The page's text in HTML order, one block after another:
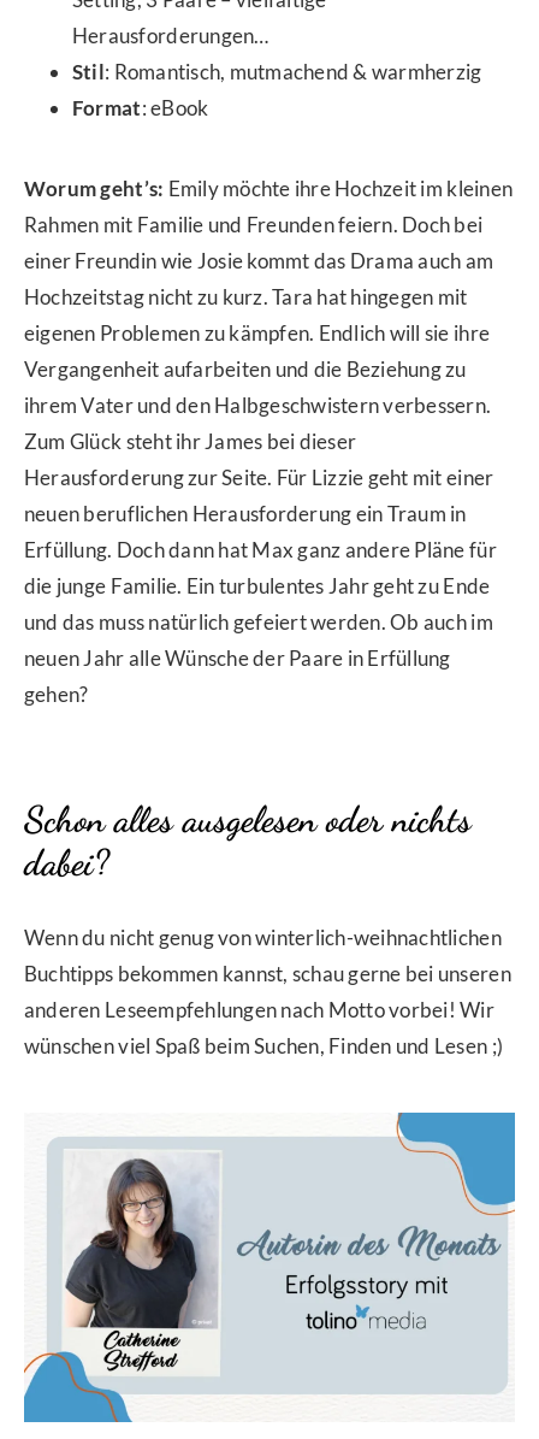
Herausforderungen…
Stil: Romantisch, mutmachend & warmherzig
Format: eBook
Worum geht’s: Emily möchte ihre Hochzeit im kleinen
Rahmen mit Familie und Freunden feiern. Doch bei
einer Freundin wie Josie kommt das Drama auch am
Hochzeitstag nicht zu kurz. Tara hat hingegen mit
eigenen Problemen zu kämpfen. Endlich will sie ihre
Vergangenheit aufarbeiten und die Beziehung zu
ihrem Vater und den Halbgeschwistern verbessern.
Zum Glück steht ihr James bei dieser
Herausforderung zur Seite. Für Lizzie geht mit einer
neuen beruflichen Herausforderung ein Traum in
Erfüllung. Doch dann hat Max ganz andere Pläne für
die junge Familie. Ein turbulentes Jahr geht zu Ende
und das muss natürlich gefeiert werden. Ob auch im
neuen Jahr alle Wünsche der Paare in Erfüllung
gehen?
Schon alles ausgelesen oder nichts
dabei?
Wenn du nicht genug von winterlich-weihnachtlichen
Buchtipps bekommen kannst, schau gerne bei unseren
anderen Leseempfehlungen nach Motto vorbei! Wir
wünschen viel Spaß beim Suchen, Finden und Lesen ;)